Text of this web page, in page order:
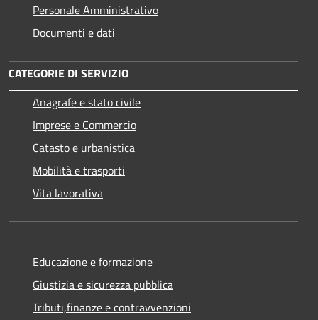
Personale Amministrativo
Documenti e dati
CATEGORIE DI SERVIZIO
Anagrafe e stato civile
Imprese e Commercio
Catasto e urbanistica
Mobilità e trasporti
Vita lavorativa
Educazione e formazione
Giustizia e sicurezza pubblica
Tributi,finanze e contravvenzioni